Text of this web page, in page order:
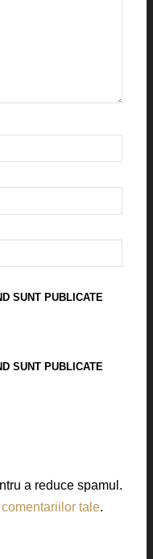
SUNT PUBLICATE
SUNT PUBLICATE
a reduce spamul.
tale.